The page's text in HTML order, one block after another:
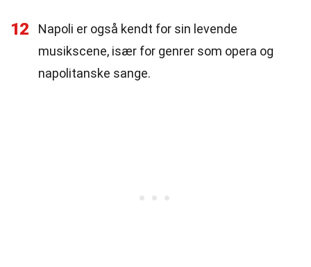
12
Napoli er også kendt for sin levende
musikscene, især for genrer som opera og
napolitanske sange.